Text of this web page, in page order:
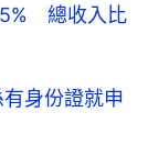
總收入比
身份證就申